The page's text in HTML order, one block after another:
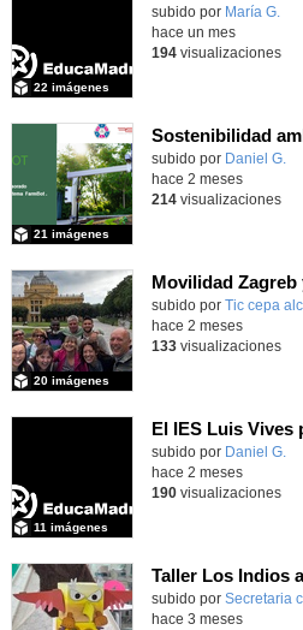
Contenido educativo.
subido por María G.
22 imágenes
hace un mes
194visualizaciones
subido por Daniel G.
21 imágenes
hace 2 meses
214visualizaciones
Movilidad Zagreb
subido por Tic cepa
20 imágenes
hace 2 meses
133visualizaciones
subido por Daniel G.
11 imágenes
hace 2 meses
190visualizaciones
subido por Secretaria
hace 3 meses